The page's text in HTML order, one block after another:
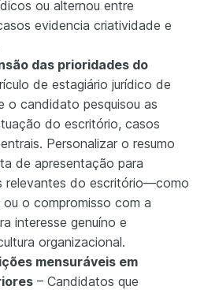
ou alternou entre
evidencia criatividade e
das prioridades do
de estagiário jurídico de
o candidato pesquisou as
do escritório, casos
Personalizar o resumo
de apresentação para
relevantes do escritório—como
o compromisso com a
interesse genuíno e
organizacional.
mensuráveis em
– Candidatos que